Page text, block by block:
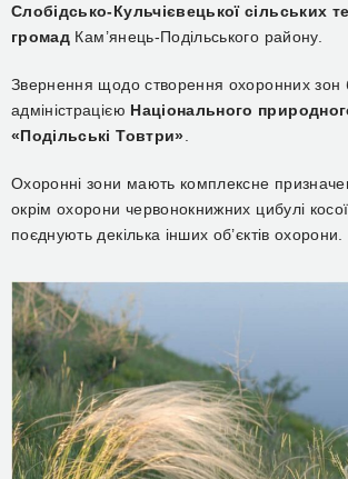
Слобідсько-Кульчієвецької сільських
громад Кам’янець-Подільського району.
Звернення щодо створення охоронних зон
адміністрацією Національного
«Подільські Товтри»
Охоронні зони мають комплексне
окрім охорони червонокнижних цибулі
поєднують декілька інших об’єктів охорони.